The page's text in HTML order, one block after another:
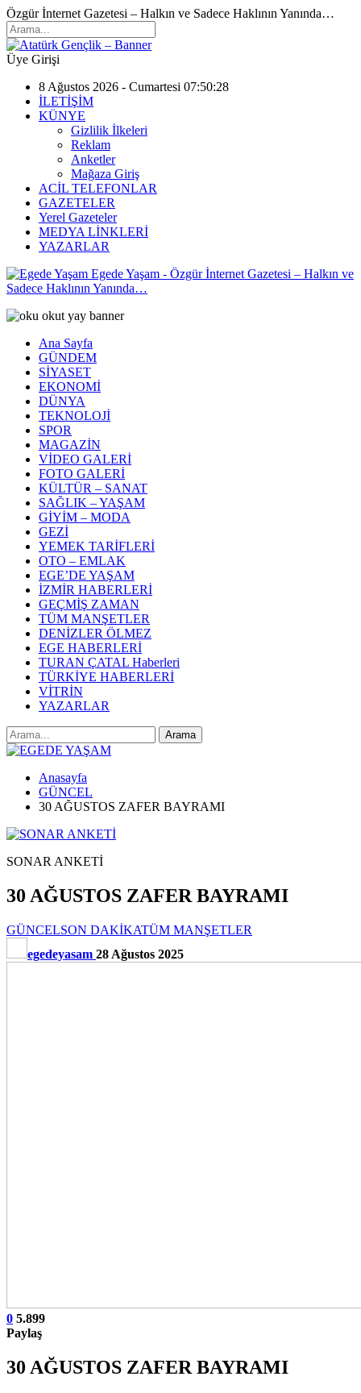
Özgür İnternet Gazetesi – Halkın ve Sadece Haklının Yanında…
Üye Girişi
8 Ağustos 2026 - Cumartesi 07:50:28
İLETİŞİM
KÜNYE
Gizlilik İlkeleri
Reklam
Anketler
Mağaza Giriş
ACİL TELEFONLAR
GAZETELER
Yerel Gazeteler
MEDYA LİNKLERİ
YAZARLAR
Egede Yaşam - Özgür İnternet Gazetesi – Halkın ve
Sadece Haklının Yanında…
Ana Sayfa
GÜNDEM
SİYASET
EKONOMİ
DÜNYA
TEKNOLOJİ
SPOR
MAGAZİN
VİDEO GALERİ
FOTO GALERİ
KÜLTÜR – SANAT
SAĞLIK – YAŞAM
GİYİM – MODA
GEZİ
YEMEK TARİFLERİ
OTO – EMLAK
EGE’DE YAŞAM
İZMİR HABERLERİ
GEÇMİŞ ZAMAN
TÜM MANŞETLER
DENİZLER ÖLMEZ
EGE HABERLERİ
TURAN ÇATAL Haberleri
TÜRKİYE HABERLERİ
VİTRİN
YAZARLAR
Anasayfa
GÜNCEL
30 AĞUSTOS ZAFER BAYRAMI
SONAR ANKETİ
30 AĞUSTOS ZAFER BAYRAMI
GÜNCELSON DAKİKATÜM MANŞETLER
egedeyasam 28 Ağustos 2025
0 5.899
Paylaş
30 AĞUSTOS ZAFER BAYRAMI